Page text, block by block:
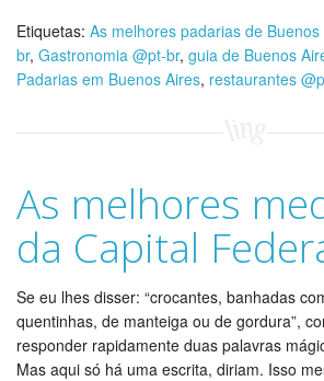
Etiquetas: As melhores padarias de Buenos
br, Gastronomia @pt-br, guia de Buenos
Padarias em Buenos Aires, restaurantes
As melhores
da Capital
Se eu lhes disser: “crocantes, banhadas
quentinhas, de manteiga ou de gordura”,
responder rapidamente duas palavras
Mas aqui só há uma escrita, diriam. Isso